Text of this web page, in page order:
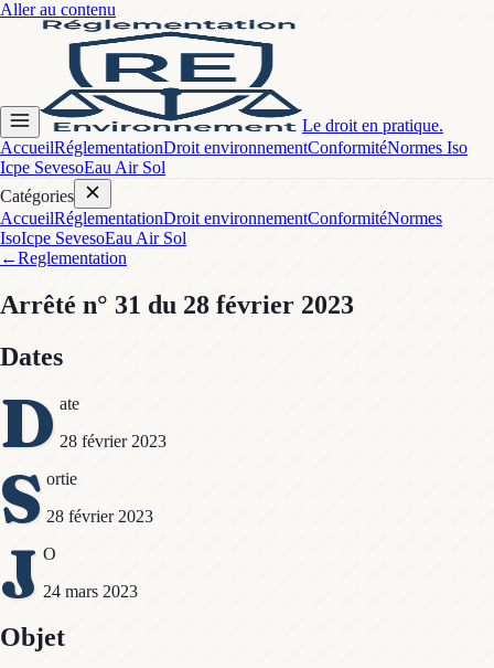
Aller au contenu
Le droit en pratique.
AccueilRéglementationDroit environnementConformitéNormes Iso
Icpe SevesoEau Air Sol
Catégories
AccueilRéglementationDroit environnementConformitéNormes
IsoIcpe SevesoEau Air Sol
←Reglementation
Arrêté n° 31 du 28 février 2023
Dates
D ate
28 février 2023
S ortie
28 février 2023
J O
24 mars 2023
Objet